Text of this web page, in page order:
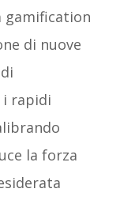
gamification
di nuove
i rapidi
la forza